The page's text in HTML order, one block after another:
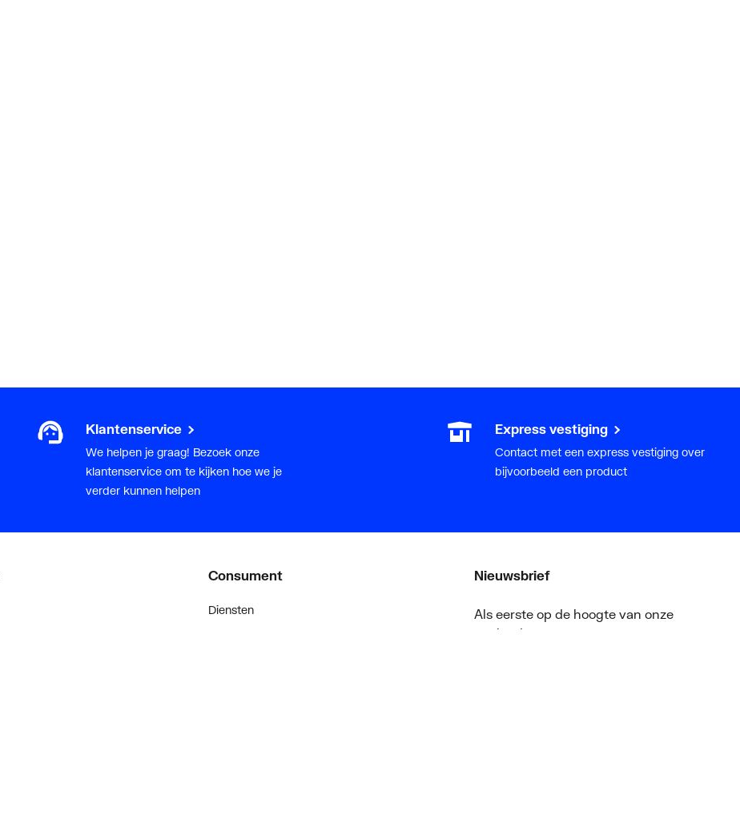
Klantenservice
We helpen je graag! Bezoek onze
klantenservice om te kijken hoe we je
verder kunnen helpen
Express vestiging
Contact met een express vestiging over
bijvoorbeeld een product
Consument
Diensten
Nieuwsbrief
Als eerste op de hoogte van onze
aanbiedingen en nieuws